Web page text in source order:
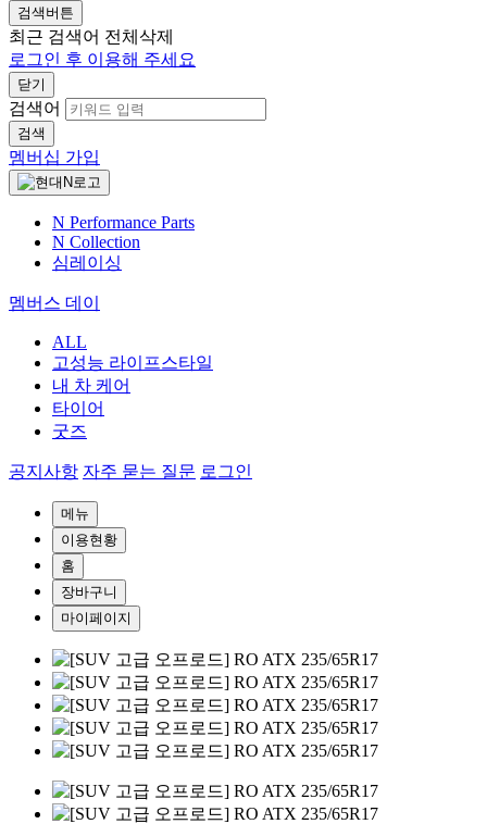
검색버튼
최근 검색어 전체삭제
로그인 후 이용해 주세요
닫기
검색어
검색
멤버십 가입
N Performance Parts
N Collection
심레이싱
멤버스 데이
ALL
고성능 라이프스타일
내 차 케어
타이어
굿즈
공지사항 자주 묻는 질문 로그인
메뉴
이용현황
홈
장바구니
마이페이지